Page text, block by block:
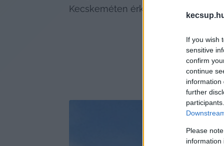
If you wish
sensitive
confirm
continue
information
further
Please
information
Kecskeméten érkezett-e igény a